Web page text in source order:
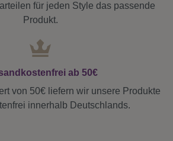
für jeden Style das passende
Produkt.
ab 50€
von 50€ liefern wir unsere Produkte
innerhalb Deutschlands.